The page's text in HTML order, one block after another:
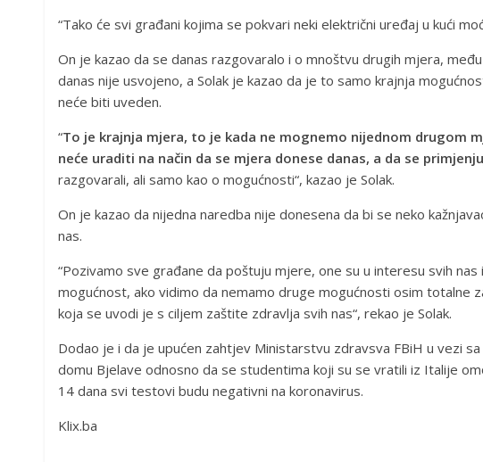
“Tako će svi građani kojima se pokvari neki električni uređaj u kući
On je kazao da se danas razgovaralo i o mnoštvu drugih mjera,
danas nije usvojeno, a Solak je kazao da je to samo krajnja
neće biti uveden.
“To je krajnja mjera, to je kada ne mognemo nijednom drugom
neće uraditi na način da se mjera donese danas, a da se
razgovarali, ali samo kao o mogućnosti“, kazao je Solak.
On je kazao da nijedna naredba nije donesena da bi se neko
nas.
“Pozivamo sve građane da poštuju mjere, one su u interesu svih
mogućnost, ako vidimo da nemamo druge mogućnosti osim totalne
koja se uvodi je s ciljem zaštite zdravlja svih nas“, rekao je Solak.
Dodao je i da je upućen zahtjev Ministarstvu zdravsva FBiH u vezi
domu Bjelave odnosno da se studentima koji su se vratili iz Italije
14 dana svi testovi budu negativni na koronavirus.
Klix.ba